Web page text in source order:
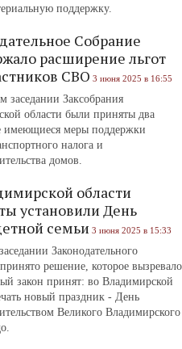
поддержку.
Собрание
расширение льгот
СВО 3 июня 2025 в 16:55
заседании Заксобрания
области были приняты два
имеющиеся меры поддержки
налога и
домов.
области
установили День
семьи 3 июня 2025 в 15:33
Законодательного
решение, которое вызревало
закон принят: во Владимирской
новый праздник - День
Великого Владимирского